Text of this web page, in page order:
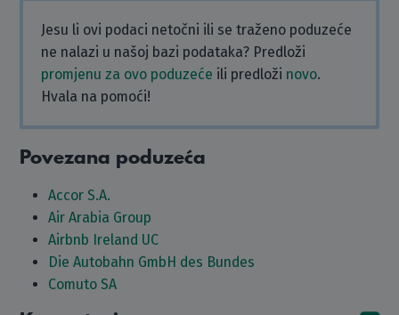
Jesu li ovi podaci netočni ili se traženo poduzeće
ne nalazi u našoj bazi podataka? Predloži
promjenu za ovo poduzeće ili predloži novo.
Hvala na pomoći!
Povezana poduzeća
Accor S.A.
Air Arabia Group
Airbnb Ireland UC
Die Autobahn GmbH des Bundes
Comuto SA